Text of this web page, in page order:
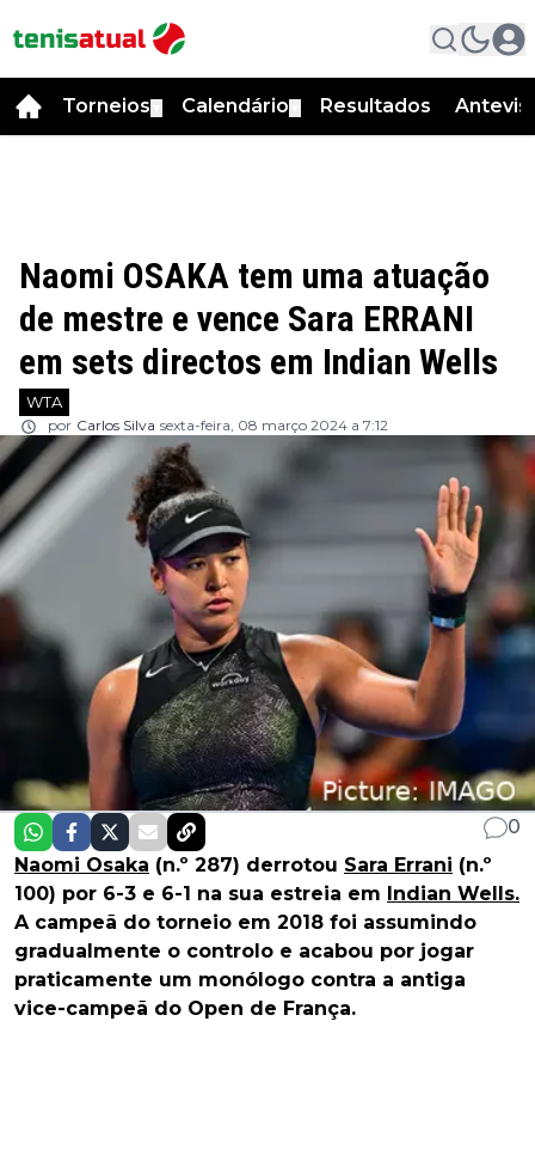
Torneios Calendário Resultados
Naomi OSAKA tem uma atuação
de mestre e vence Sara ERRANI
em sets directos em Indian Wells
WTA
por Carlos Silva sexta-feira, 08 março 2024 a 7:12
0
Naomi Osaka (n.º 287) derrotou Sara Errani (n.º
100) por 6-3 e 6-1 na sua estreia em Indian Wells.
A campeã do torneio em 2018 foi assumindo
gradualmente o controlo e acabou por jogar
praticamente um monólogo contra a antiga
vice-campeã do Open de França.